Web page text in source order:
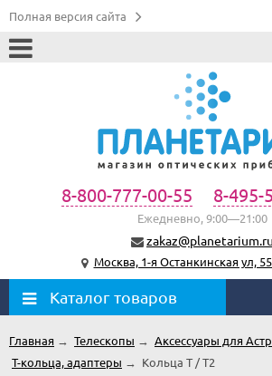
Полная версия сайта
8-800-777-00-55 8-495-
Ежедневно, 9:00—21:00
zakaz@planetarium.ru
Москва, 1-я Останкинская ул,
Каталог товаров
Главная → Телескопы → Аксессуары для
Т-кольца, адаптеры → Кольца T / T2